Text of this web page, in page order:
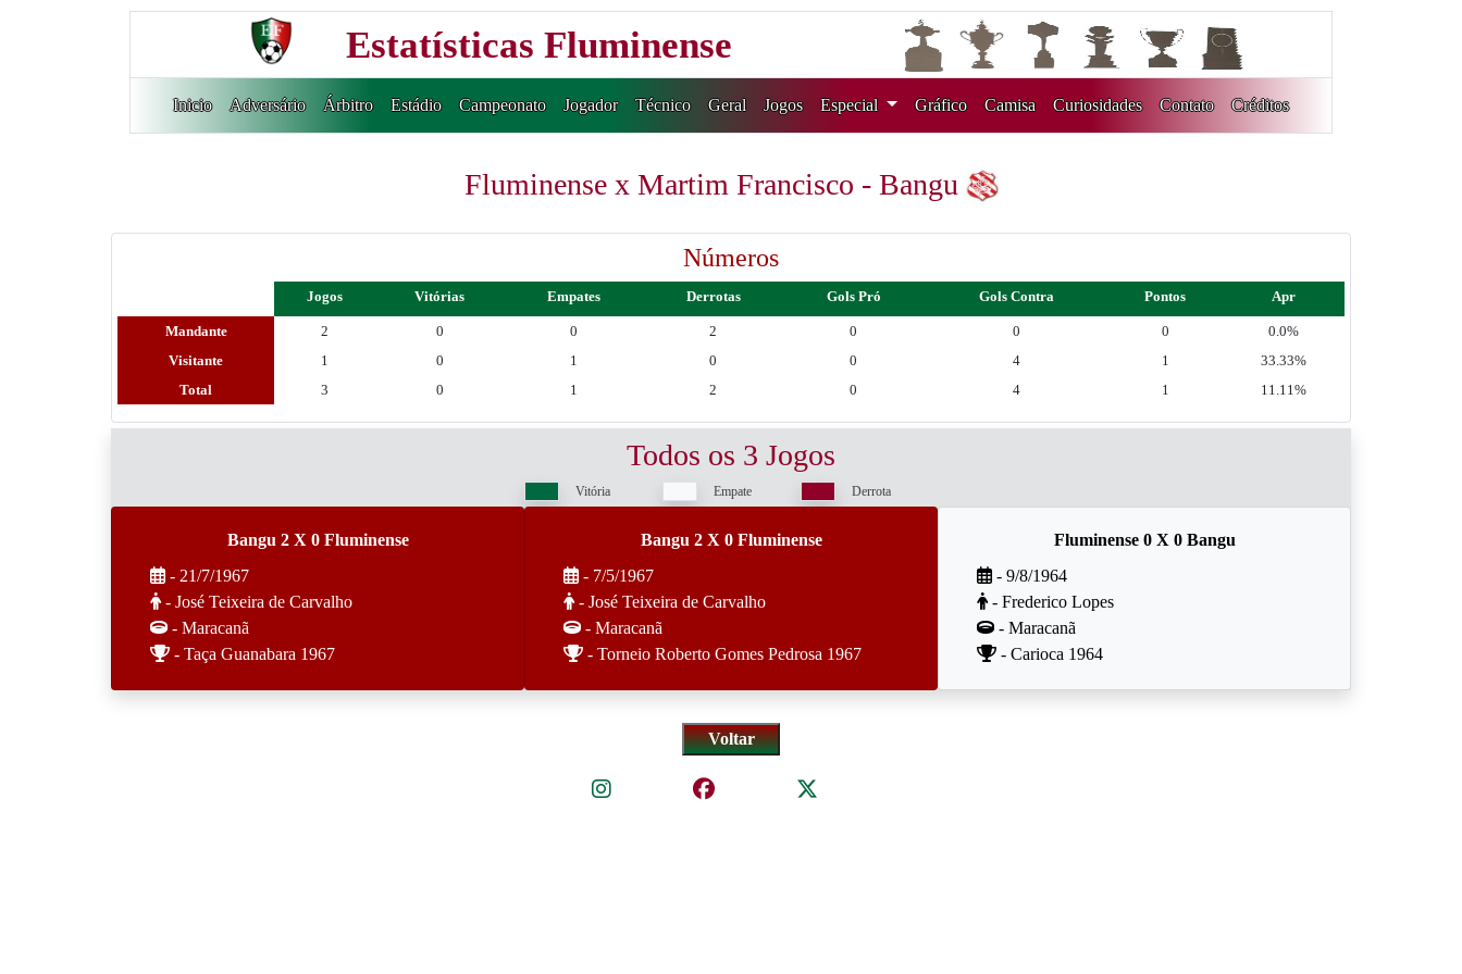
Estatísticas Fluminense
Inicio Adversário Árbitro Estádio Campeonato Jogador Técnico Geral Jogos Especial Gráfico Camisa Curiosidades Contato Créditos
Fluminense x Martim Francisco - Bangu
Números
Jogos Vitórias Empates Derrotas Gols Pró Gols Contra Pontos Apr
Mandante 2 0 0 2 0 0 0
0.0%
Visitante
1 0 1 0 0 4 1
33.33%
Total
3 0 1 2 0 4 1 11.11%
Todos os 3 Jogos
Vitória Empate Derrota
Bangu 2 X 0 Fluminense
- 21/7/1967
- José Teixeira de Carvalho
- Maracanã
- Taça Guanabara 1967
Bangu 2 X 0 Fluminense
- 7/5/1967
- José Teixeira de Carvalho
- Maracanã
- Torneio Roberto Gomes Pedrosa 1967
Fluminense 0 X 0 Bangu
- 9/8/1964
- Frederico Lopes
- Maracanã
- Carioca 1964